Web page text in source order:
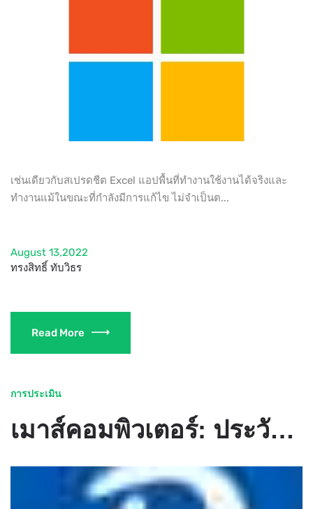
เช่นเดียวกับสเปรดชีต Excel แอปพื้นที่ทำงานใช้งานได้จริงและ
ทำงานแม้ในขณะที่กำลังมีการแก้ไข ไม่จำเป็นต...
August 13,2022
ทรงสิทธิ์ ทับวิธร
Read More
การประเมิน
เมาส์คอมพิวเตอร์: ประวัติความเป็นมาของการสร้าง มันดูเหมือนเมาส์คอมพิวเตอร์เครื่องแรก?